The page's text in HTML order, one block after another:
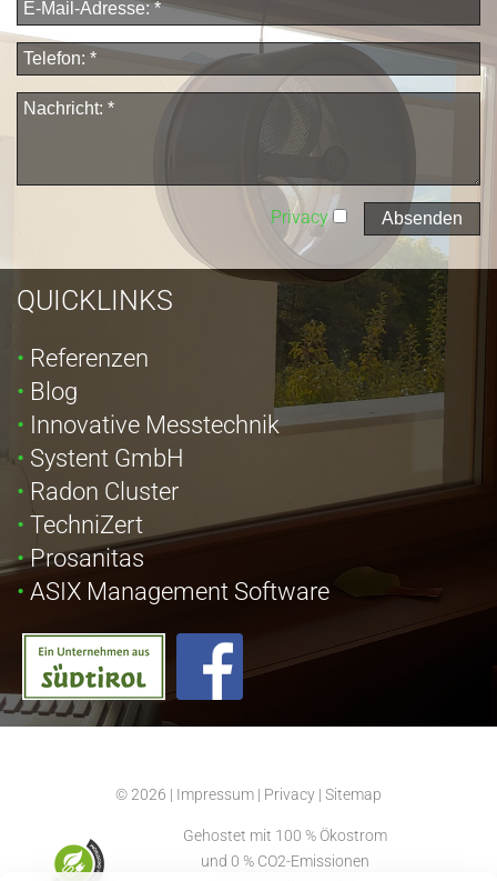
Privacy
QUICKLINKS
Referenzen
Blog
Innovative Messtechnik
Systent GmbH
Radon Cluster
TechniZert
Prosanitas
ASIX Management Software
© 2026 | Impressum | Privacy | Sitemap
Gehostet mit 100 % Ökostrom
und 0 % CO2-Emissionen